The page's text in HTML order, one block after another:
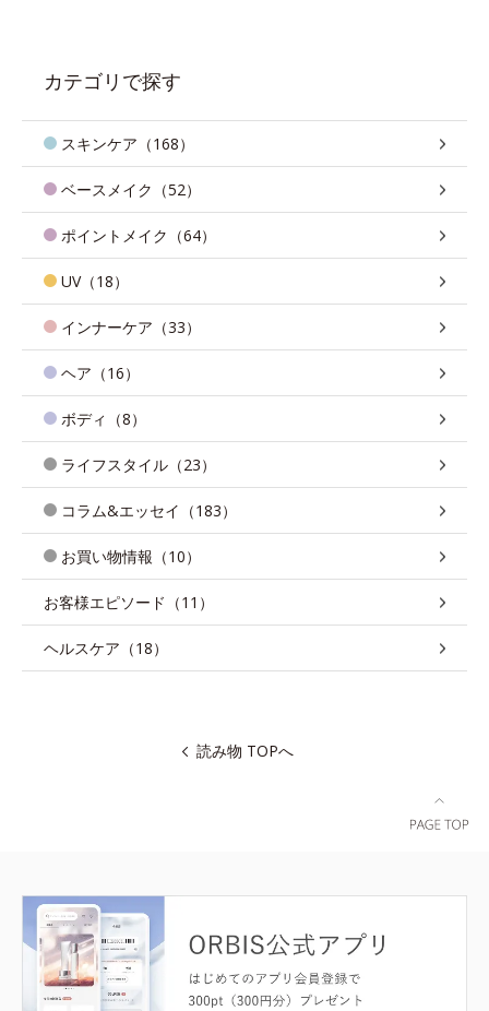
カテゴリで探す
スキンケア（168）
ベースメイク（52）
ポイントメイク（64）
UV（18）
インナーケア（33）
ヘア（16）
ボディ（8）
ライフスタイル（23）
コラム&エッセイ（183）
お買い物情報（10）
お客様エピソード（11）
ヘルスケア（18）
読み物 TOPへ